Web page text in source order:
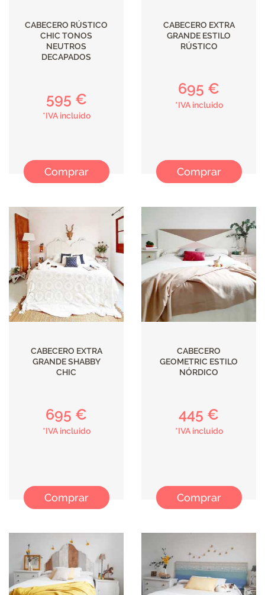
CABECERO RÚSTICO
CHIC TONOS
NEUTROS
DECAPADOS
595 €
*IVA incluido
Comprar
CABECERO EXTRA
GRANDE ESTILO
RÚSTICO
695 €
*IVA incluido
Comprar
CABECERO EXTRA
GRANDE SHABBY
CHIC
695 €
*IVA incluido
Comprar
CABECERO
GEOMETRIC ESTILO
NÓRDICO
445 €
*IVA incluido
Comprar